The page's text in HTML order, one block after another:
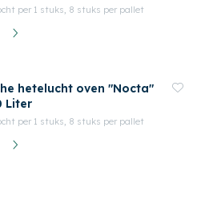
per 1 stuks, 8 stuks per pallet
hetelucht oven "Nocta"
Liter
per 1 stuks, 8 stuks per pallet